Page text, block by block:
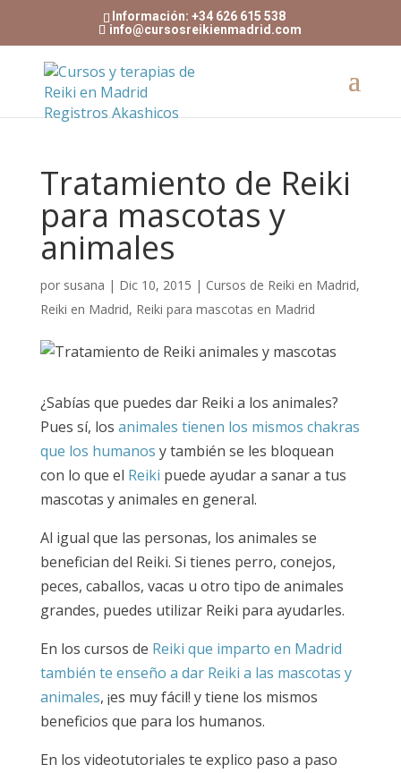
Información: +34 626 615 538
info@cursosreikienmadrid.com
Tratamiento de Reiki
para mascotas y
animales
por susana | Dic 10, 2015 | Cursos de Reiki en Madrid,
Reiki en Madrid, Reiki para mascotas en Madrid
¿Sabías que puedes dar Reiki a los animales?
Pues sí, los animales tienen los mismos chakras
que los humanos y también se les bloquean
con lo que el Reiki puede ayudar a sanar a tus
mascotas y animales en general.
Al igual que las personas, los animales se
benefician del Reiki. Si tienes perro, conejos,
peces, caballos, vacas u otro tipo de animales
grandes, puedes utilizar Reiki para ayudarles.
En los cursos de Reiki que imparto en Madrid
también te enseño a dar Reiki a las mascotas y
animales, ¡es muy fácil! y tiene los mismos
beneficios que para los humanos.
En los videotutoriales te explico paso a paso